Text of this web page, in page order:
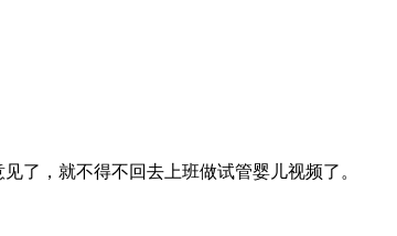
了，就不得不回去上班做试管婴儿视频了。